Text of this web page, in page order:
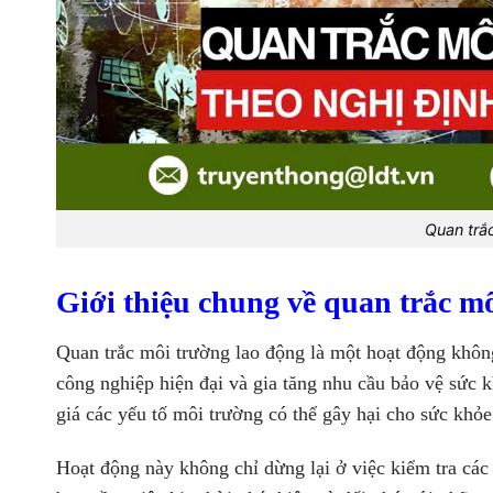
Quan
Giới thiệu chung về quan trắc
Quan trắc môi trường lao động là một hoạt động
công nghiệp hiện đại và gia tăng nhu cầu bảo vệ
giá các yếu tố môi trường có thể gây hại cho sức
Hoạt động này không chỉ dừng lại ở việc kiểm tra